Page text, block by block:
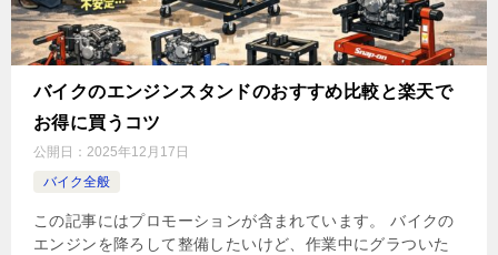
バイクのエンジンスタンドのおすすめ比較と楽天で
お得に買うコツ
公開日： 2025年12月17日
バイク全般
この記事にはプロモーションが含まれています。 バイクの
エンジンを降ろして整備したいけど、作業中にグラついた